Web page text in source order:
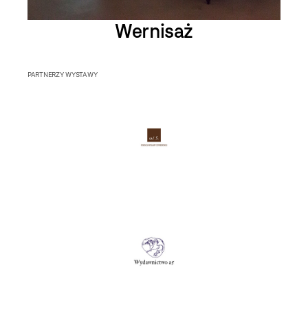
Wernisaż
PARTNERZY WYSTAWY